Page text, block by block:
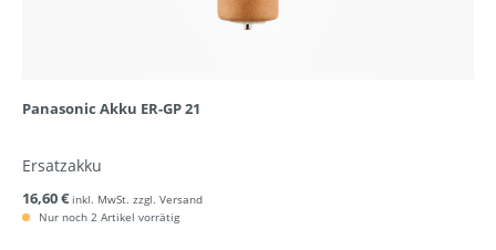
Panasonic Akku ER-GP 21
Ersatzakku
16,60 € inkl. MwSt. zzgl. Versand
Nur noch 2 Artikel vorrätig